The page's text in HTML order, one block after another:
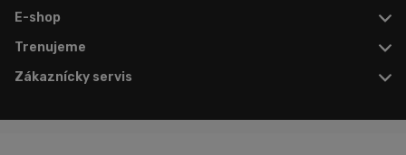
E-shop
Trenujeme
Zákaznícky servis